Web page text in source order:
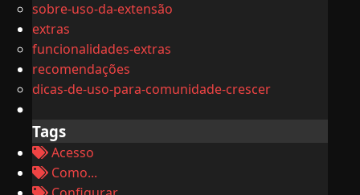
sobre-uso-da-extensão
extras
funcionalidades-extras
recomendações
dicas-de-uso-para-comunidade-crescer
Tags
Acesso
Como...